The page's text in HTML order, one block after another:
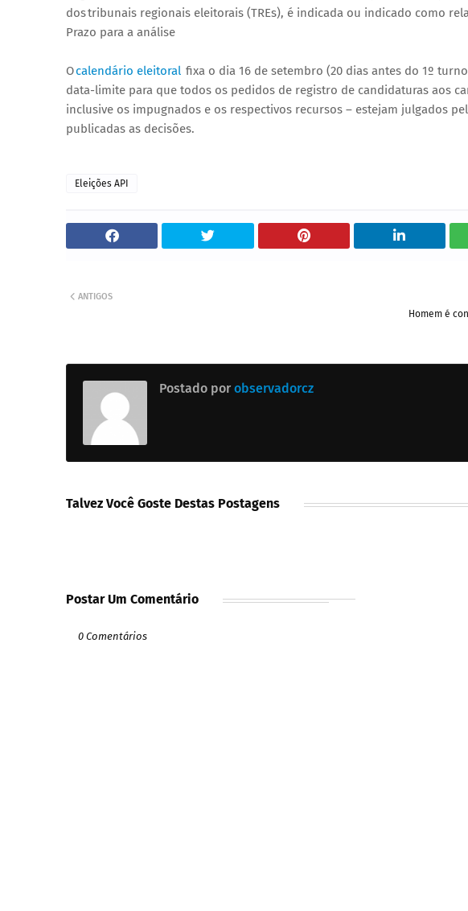
dos tribunais regionais eleitorais (TREs), é indicada ou indicado como
Prazo para a análise
Ocalendário eleitoral fixa o dia 16 de setembro (20 dias antes do 1º
data-limite para que todos os pedidos de registro de candidaturas aos
inclusive os impugnados e os respectivos recursos – estejam julgados
publicadas as decisões.
Eleições API
Homem é
ANTIGOS
Postado por observadorcz
Talvez Você Goste Destas Postagens
Postar Um Comentário
0 Comentários